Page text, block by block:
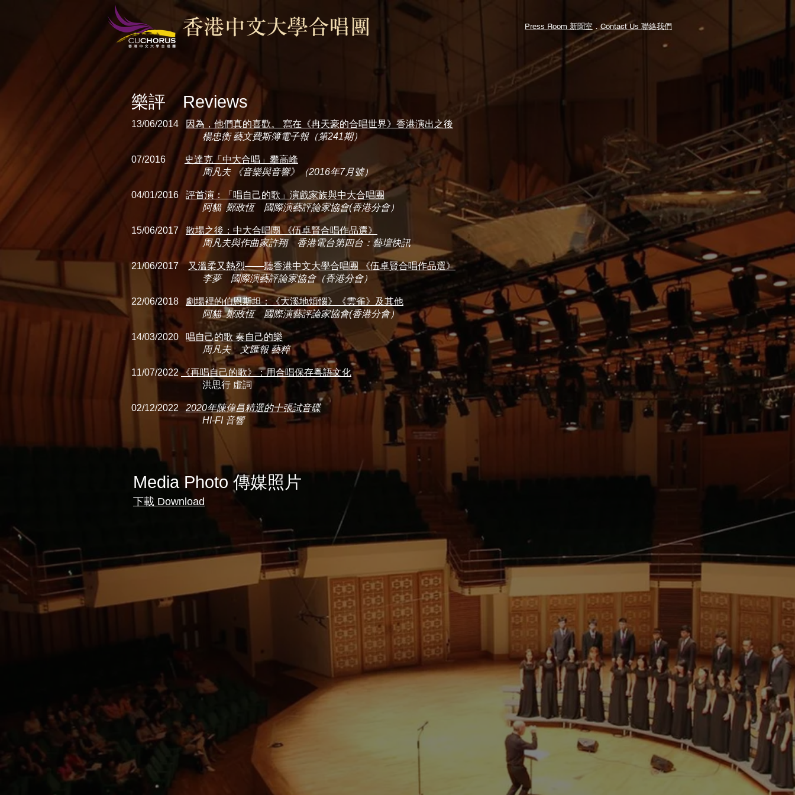
Press Room 新聞室 ．Contact Us 聯絡我們
樂評 Reviews
Media Photo 傳媒照片
下載 Download
13/06/2014
因為，他們真的喜歡。 寫在《冉天豪的合唱世界》香港演出之後
楊忠衡 藝文費斯簿電子報（第241期）
07/2016
史達克「中大合唱」攀高峰
周凡夫 《音樂與音響》（2016年7月號）
04/01/2016 評首演：「唱自己的歌」演戲家族與中大合唱團
阿貓 鄭政恆 國際演藝評論家協會(香港分會）
15/06/2017 散場之後：中大合唱團 《伍卓賢合唱作品選》
周凡夫與作曲家許翔 香港電台第四台：藝壇快訊
21/06/2017又溫柔又熱烈——聽香港中文大學合唱團 《伍卓賢合唱作品選》
李夢 國際演藝評論家協會（香港分會）
22/06/2018 劇場裡的伯恩斯坦：《大溪地煩惱》《雲雀》及其他
阿貓 鄭政恆 國際演藝評論家協會(香港分會）
14/03/2020 唱自己的歌 奏自己的樂
周凡夫 文匯報 藝粹
11/07/2022《再唱自己的歌》：用合唱保存粵語文化
洪思行 虛詞
02/12/2022 2020年陳偉昌精選的十張試音碟
HI-FI 音響